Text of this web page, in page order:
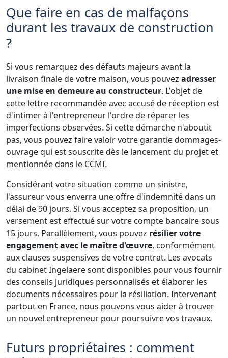
Que faire en cas de malfaçons
durant les travaux de construction
?
Si vous remarquez des défauts majeurs avant la
livraison finale de votre maison, vous pouvez adresser
une mise en demeure au constructeur. L'objet de
cette lettre recommandée avec accusé de réception est
d'intimer à l'entrepreneur l'ordre de réparer les
imperfections observées. Si cette démarche n'aboutit
pas, vous pouvez faire valoir votre garantie dommages-
ouvrage qui est souscrite dès le lancement du projet et
mentionnée dans le CCMI.
Considérant votre situation comme un sinistre,
l'assureur vous enverra une offre d'indemnité dans un
délai de 90 jours. Si vous acceptez sa proposition, un
versement est effectué sur votre compte bancaire sous
15 jours. Parallèlement, vous pouvez résilier votre
engagement avec le maître d'œuvre, conformément
aux clauses suspensives de votre contrat. Les avocats
du cabinet Ingelaere sont disponibles pour vous fournir
des conseils juridiques personnalisés et élaborer les
documents nécessaires pour la résiliation. Intervenant
partout en France, nous pouvons vous aider à trouver
un nouvel entrepreneur pour poursuivre vos travaux.
Futurs propriétaires : comment